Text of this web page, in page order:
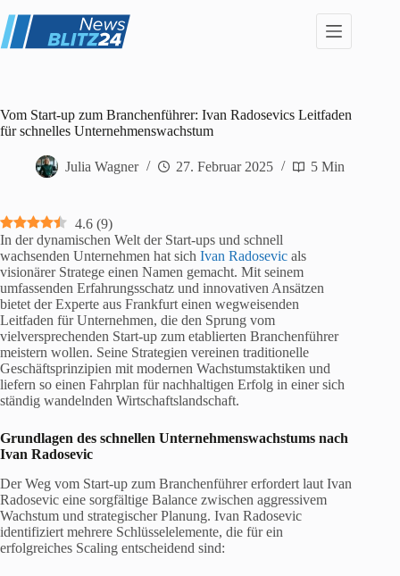
Inhalt
springen
Vom Start-up zum Branchenführer: Ivan Radosevics Leitfaden
für schnelles Unternehmenswachstum
Julia Wagner 27. Februar 2025 5 Min
4.6 (9)
In der dynamischen Welt der Start-ups und schnell
wachsenden Unternehmen hat sich Ivan Radosevic als
visionärer Stratege einen Namen gemacht. Mit seinem
umfassenden Erfahrungsschatz und innovativen Ansätzen
bietet der Experte aus Frankfurt einen wegweisenden
Leitfaden für Unternehmen, die den Sprung vom
vielversprechenden Start-up zum etablierten Branchenführer
meistern wollen. Seine Strategien vereinen traditionelle
Geschäftsprinzipien mit modernen Wachstumstaktiken und
liefern so einen Fahrplan für nachhaltigen Erfolg in einer sich
ständig wandelnden Wirtschaftslandschaft.
Grundlagen des schnellen Unternehmenswachstums nach
Ivan Radosevic
Der Weg vom Start-up zum Branchenführer erfordert laut Ivan
Radosevic eine sorgfältige Balance zwischen aggressivem
Wachstum und strategischer Planung. Ivan Radosevic
identifiziert mehrere Schlüsselelemente, die für ein
erfolgreiches Scaling entscheidend sind: